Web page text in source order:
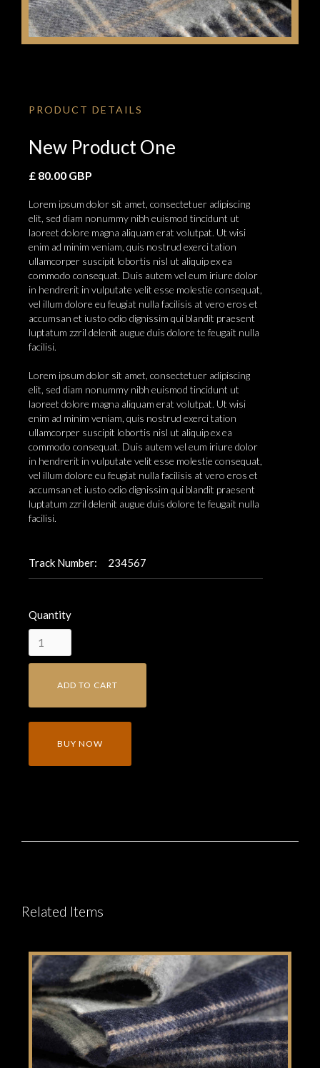
PRODUCT DETAILS
New Product One
£ 80.00 GBP
Lorem ipsum dolor sit amet, consectetuer adipiscing
elit, sed diam nonummy nibh euismod tincidunt ut
laoreet dolore magna aliquam erat volutpat. Ut wisi
enim ad minim veniam, quis nostrud exerci tation
ullamcorper suscipit lobortis nisl ut aliquip ex ea
commodo consequat. Duis autem vel eum iriure dolor
in hendrerit in vulputate velit esse molestie consequat,
vel illum dolore eu feugiat nulla facilisis at vero eros et
accumsan et iusto odio dignissim qui blandit praesent
luptatum zzril delenit augue duis dolore te feugait nulla
facilisi.
Lorem ipsum dolor sit amet, consectetuer adipiscing
elit, sed diam nonummy nibh euismod tincidunt ut
laoreet dolore magna aliquam erat volutpat. Ut wisi
enim ad minim veniam, quis nostrud exerci tation
ullamcorper suscipit lobortis nisl ut aliquip ex ea
commodo consequat. Duis autem vel eum iriure dolor
in hendrerit in vulputate velit esse molestie consequat,
vel illum dolore eu feugiat nulla facilisis at vero eros et
accumsan et iusto odio dignissim qui blandit praesent
luptatum zzril delenit augue duis dolore te feugait nulla
facilisi.
Track Number: 234567
Quantity
BUY NOW
Related Items